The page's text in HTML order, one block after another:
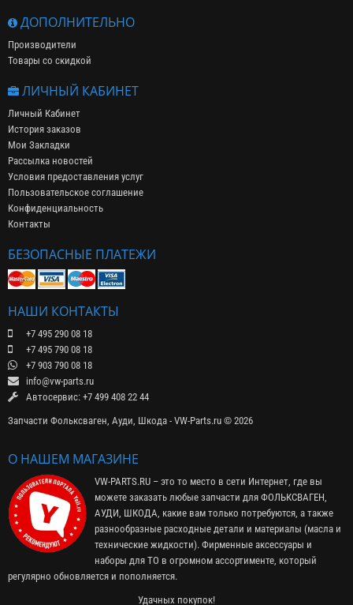
ДОПОЛНИТЕЛЬНО
Производители
Товары со скидкой
ЛИЧНЫЙ КАБИНЕТ
Личный Кабинет
История заказов
Мои Закладки
Рассылка новостей
Условия предоставления услуг
Пользовательское соглашение
Конфиденциальность
Контакты
БЕЗОПАСНЫЕ ПЛАТЕЖИ
НАШИ КОНТАКТЫ
+7 495 290 08 18
+7 495 790 08 18
+7 903 790 08 18
info@vw-parts.ru
Автосервис: +7 499 408 22 44
Запчасти Фольксваген, Ауди, Шкода - VW-Parts.ru © 2026
О НАШЕМ МАГАЗИНЕ
VW-PARTS.RU – это то место в сети Интернет, где вы
можете заказать любые запчасти для ФОЛЬКСВАГЕН,
АУДИ, ШКОДА, какие вам только потребуются, а также
разнообразные расходные детали и материалы (масла и
технические жидкости). Фирменные аксессуары и
наборы для ТО в огромном ассортименте, который
регулярно обновляется и пополняется.
Удачных покупок!